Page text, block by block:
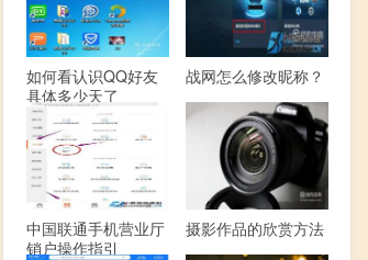
如何看认识QQ好友
具体多少天了
战网怎么修改昵称？
中国联通手机营业厅
销户操作指引
摄影作品的欣赏方法